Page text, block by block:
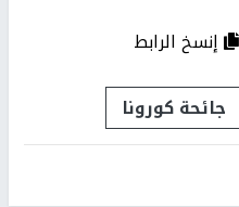
إنسخ الرابط
جائحة كورونا